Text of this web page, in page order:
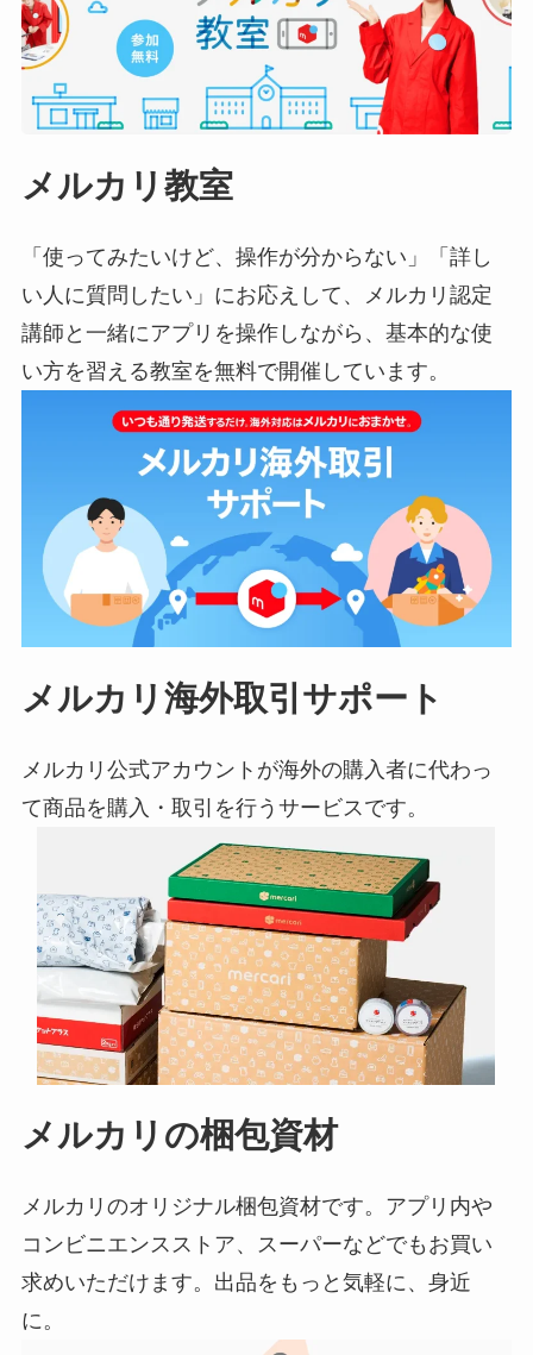
メルカリ教室
「使ってみたいけど、操作が分からない」「詳し
い人に質問したい」にお応えして、メルカリ認定
講師と一緒にアプリを操作しながら、基本的な使
い方を習える教室を無料で開催しています。
メルカリ海外取引サポート
メルカリ公式アカウントが海外の購入者に代わっ
て商品を購入・取引を行うサービスです。
メルカリの梱包資材
メルカリのオリジナル梱包資材です。アプリ内や
コンビニエンスストア、スーパーなどでもお買い
求めいただけます。出品をもっと気軽に、身近
に。